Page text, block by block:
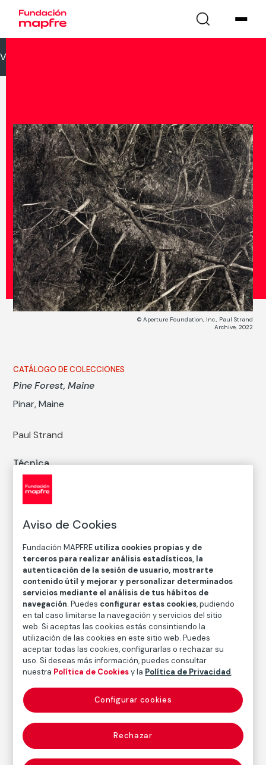
VOLVER
© Aperture Foundation, Inc., Paul Strand
Archive, 2022
CATÁLOGO DE COLECCIONES
Pine Forest, Maine
Pinar, Maine
Paul Strand
Técnica
Copia en papel baritado con emulsión de gelatina y
plata
Medidas
Medidas mancha: 25,2 × 19,8 cm
Inventario
FM000893
Fecha
1928/1928
Autor
Paul Strand
Nacimiento: Nueva York, 1890
Fallecimiento: Orgeval, Francia, 1976
Fotografía
Serie:
Camerawork and Nature Forms (1916-1928)
(Paul
Strand)
Aviso de Cookies
Fundación MAPFRE utiliza cookies propias y de
terceros para realizar análisis estadísticos, la
autenticación de la sesión de usuario, mostrarte
contenido útil y mejorar y personalizar determinados
servicios mediante el análisis de tus hábitos de
navegación. Puedes configurar estas cookies, pudiendo
en tal caso limitarse la navegación y servicios del sitio
web. Si aceptas las cookies estás consintiendo la
utilización de las cookies en este sitio web. Puedes
aceptar todas las cookies, configurarlas o rechazar su
uso. Si deseas más información, puedes consultar
nuestra Política de Cookiesy la Política de Privacidad.
Rechazar
Configurar cookies